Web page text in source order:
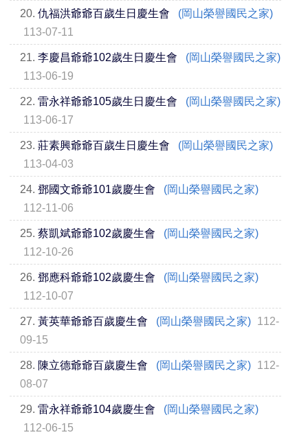
20. 仇福洪爺爺百歲生日慶生會
(岡山榮譽國民之家)
113-07-11
21. 李慶昌爺爺102歲生日慶生會
(岡山榮譽國民之家)
113-06-19
22. 雷永祥爺爺105歲生日慶生會
(岡山榮譽國民之家)
113-06-17
23. 莊素興爺爺百歲生日慶生會
(岡山榮譽國民之家)
113-04-03
24. 鄧國文爺爺101歲慶生會
(岡山榮譽國民之家)
112-11-06
25. 蔡凱斌爺爺102歲慶生會
(岡山榮譽國民之家)
112-10-26
26. 鄧應科爺爺102歲慶生會
(岡山榮譽國民之家)
112-10-07
27. 黃英華爺爺百歲慶生會 (岡山榮譽國民之家) 112-
09-15
28. 陳立德爺爺百歲慶生會 (岡山榮譽國民之家) 112-
08-07
29. 雷永祥爺爺104歲慶生會
(岡山榮譽國民之家)
112-06-15